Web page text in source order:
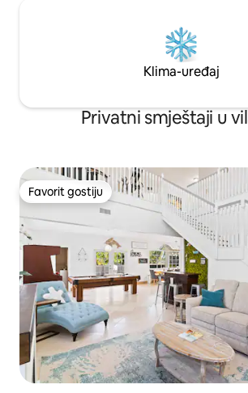
Klima-uređaj
Privatni smještaji u
Favorit gostiju
Favorit gostiju